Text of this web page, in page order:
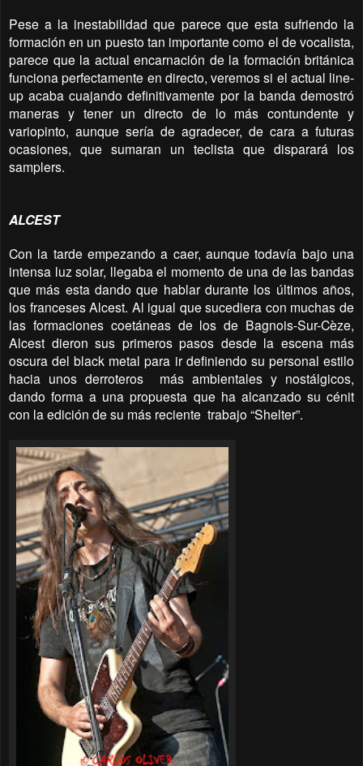
Pese a la inestabilidad que parece que esta sufriendo la
formación en un puesto tan importante como el de vocalista,
parece que la actual encarnación de la formación británica
funciona perfectamente en directo, veremos si el actual line-
up acaba cuajando definitivamente por la banda demostró
maneras y tener un directo de lo más contundente y
variopinto, aunque sería de agradecer, de cara a futuras
ocasiones, que sumaran un teclista que disparará los
samplers.
ALCEST
Con la tarde empezando a caer, aunque todavía bajo una
intensa luz solar, llegaba el momento de una de las bandas
que más esta dando que hablar durante los últimos años,
los franceses Alcest. Al igual que sucediera con muchas de
las formaciones coetáneas de los de Bagnois-Sur-Cèze,
Alcest dieron sus primeros pasos desde la escena más
oscura del black metal para ir definiendo su personal estilo
hacia unos derroteros
más ambientales y nostálgicos,
dando forma a una propuesta que ha alcanzado su cénit
con la edición de su más reciente trabajo “Shelter”.